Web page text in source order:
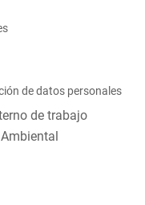
de datos personales
de trabajo